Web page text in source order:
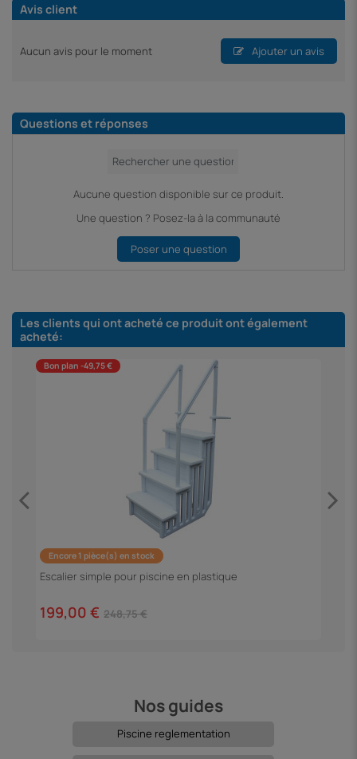
Avis client
Aucun avis pour le moment Ajouter un avis
Questions et réponses
Aucune question disponible sur ce produit.
Une question ? Posez-la à la communauté
Poser une question
Les clients qui ont acheté ce produit ont également
acheté:
Bon plan -49,75 €
Encore 1 pièce(s) en stock
Escalier simple pour piscine en plastique
199,00 € 248,75 €
Nos guides
Piscine reglementation